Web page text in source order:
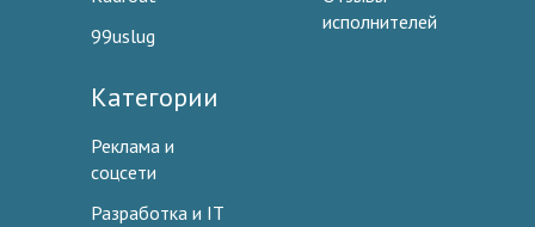
99uslug
исполнителей
Категории
Реклама и
соцсети
Разработка и IT